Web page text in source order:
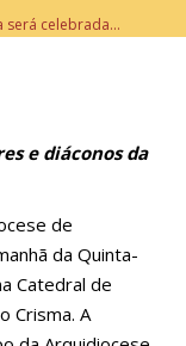
será celebrada…
e diáconos da
de
da Quinta-
Catedral de
Crisma. A